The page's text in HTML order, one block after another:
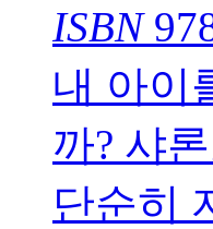
ISBN
내 아이
까? 샤
단순히